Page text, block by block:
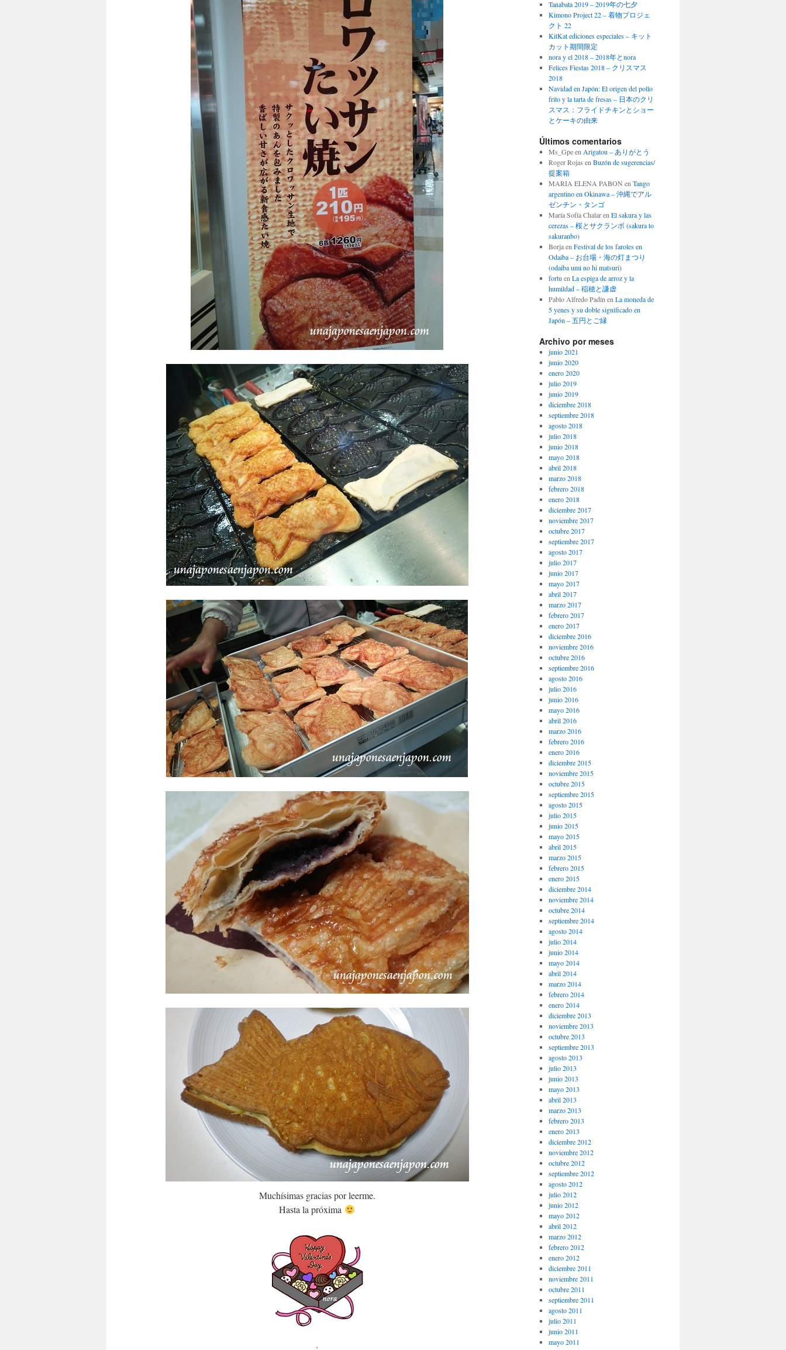
Muchísimas gracias por leerme.
Hasta la próxima
.
Tanabata 2019 – 2019年の七夕
Kimono Project 22 – 着物プロジェ
クト 22
KitKat ediciones especiales – キット
カット期間限定
nora y el 2018 – 2018年とnora
Felices Fiestas 2018 – クリスマス
2018
Navidad en Japón: El origen del pollo
frito y la tarta de fresas – 日本のクリ
スマス：フライドチキンとショー
とケーキの由来
Últimos comentarios
Ms_Gpeen Arigatou – ありがとう
Roger Rojas en Buzón de sugerencias/
提案箱
MARIA ELENA PABON en Tango
argentino en Okinawa – 沖縄でアル
ゼンチン・タンゴ
María Sofía Chalaren El sakura y las
cerezas – 桜とサクランボ (sakura to
sakuranbo)
Borjaen Festival de los faroles en
Odaiba – お台場・海の灯まつり
(odaiba umi no hi matsuri)
fortu en La espiga de arroz y la
humildad – 稲穂と謙虚
Pablo Alfredo Padín en La moneda de
5 yenes y su doble significado en
Japón – 五円とご縁
Archivo por meses
junio 2021
junio 2020
enero 2020
julio 2019
junio 2019
diciembre 2018
septiembre 2018
agosto 2018
julio 2018
junio 2018
mayo 2018
abril 2018
marzo 2018
febrero 2018
enero 2018
diciembre 2017
noviembre 2017
octubre 2017
septiembre 2017
agosto 2017
julio 2017
junio 2017
mayo 2017
abril 2017
marzo 2017
febrero 2017
enero 2017
diciembre 2016
noviembre 2016
octubre 2016
septiembre 2016
agosto 2016
julio 2016
junio 2016
mayo 2016
abril 2016
marzo 2016
febrero 2016
enero 2016
diciembre 2015
noviembre 2015
octubre 2015
septiembre 2015
agosto 2015
julio 2015
junio 2015
mayo 2015
abril 2015
marzo 2015
febrero 2015
enero 2015
diciembre 2014
noviembre 2014
octubre 2014
septiembre 2014
agosto 2014
julio 2014
junio 2014
mayo 2014
abril 2014
marzo 2014
febrero 2014
enero 2014
diciembre 2013
noviembre 2013
octubre 2013
septiembre 2013
agosto 2013
julio 2013
junio 2013
mayo 2013
abril 2013
marzo 2013
febrero 2013
enero 2013
diciembre 2012
noviembre 2012
octubre 2012
septiembre 2012
agosto 2012
julio 2012
junio 2012
mayo 2012
abril 2012
marzo 2012
febrero 2012
enero 2012
diciembre 2011
noviembre 2011
octubre 2011
septiembre 2011
agosto 2011
julio 2011
junio 2011
mayo 2011